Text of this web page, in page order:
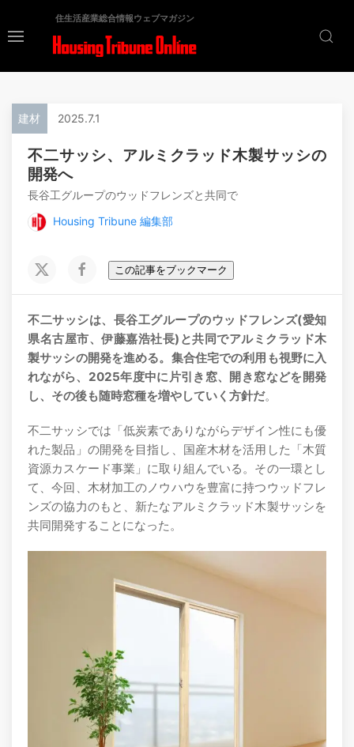
住生活産業総合情報ウェブマガジン
建材 2025.7.1
不二サッシ、アルミクラッド木製サッシの
開発へ
長谷工グループのウッドフレンズと共同で
Housing Tribune 編集部
この記事をブックマーク
不二サッシは、長谷工グループのウッドフレンズ(愛知
県名古屋市、伊藤嘉浩社長)と共同でアルミクラッド木
製サッシの開発を進める。集合住宅での利用も視野に入
れながら、2025年度中に片引き窓、開き窓などを開発
し、その後も随時窓種を増やしていく方針だ。
不二サッシでは「低炭素でありながらデザイン性にも優
れた製品」の開発を目指し、国産木材を活用した「木質
資源カスケード事業」に取り組んでいる。その一環とし
て、今回、木材加工のノウハウを豊富に持つウッドフレ
ンズの協力のもと、新たなアルミクラッド木製サッシを
共同開発することになった。